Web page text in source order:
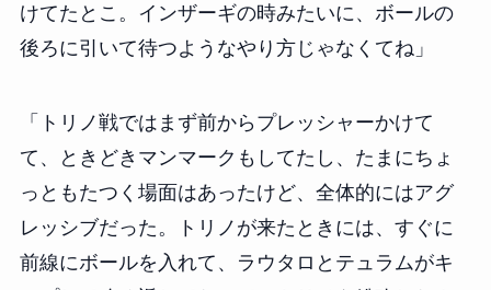
けてたとこ。インザーギの時みたいに、ボールの
後ろに引いて待つようなやり方じゃなくてね」
「トリノ戦ではまず前からプレッシャーかけて
て、ときどきマンマークもしてたし、たまにちょ
っともたつく場面はあったけど、全体的にはアグ
レッシブだった。トリノが来たときには、すぐに
前線にボールを入れて、ラウタロとテュラムがキ